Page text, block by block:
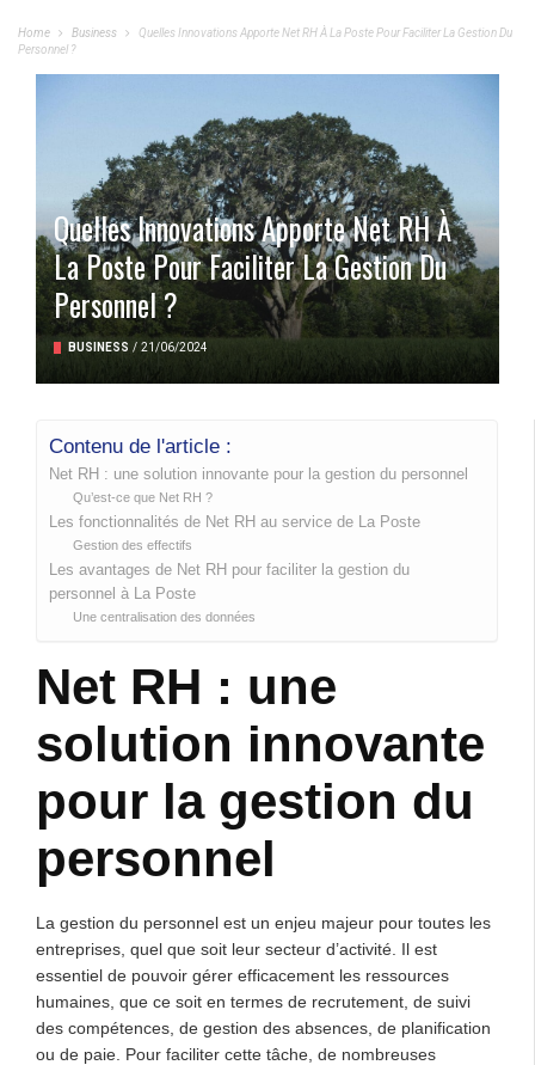
Home Business
Quelles Innovations Apporte Net RH À La Poste Pour Faciliter La Gestion Du
Personnel ?
Quelles Innovations Apporte Net RH À
La Poste Pour Faciliter La Gestion Du
Personnel ?
BUSINESS / 21/06/2024
Contenu de l'article :
Net RH : une solution innovante pour la gestion du personnel
Qu’est-ce que Net RH ?
Les fonctionnalités de Net RH au service de La Poste
Gestion des effectifs
Les avantages de Net RH pour faciliter la gestion du
personnel à La Poste
Une centralisation des données
Net RH : une
solution innovante
pour la gestion du
personnel
La gestion du personnel est un enjeu majeur pour toutes les
entreprises, quel que soit leur secteur d’activité. Il est
essentiel de pouvoir gérer efficacement les ressources
humaines, que ce soit en termes de recrutement, de suivi
des compétences, de gestion des absences, de planification
ou de paie. Pour faciliter cette tâche, de nombreuses